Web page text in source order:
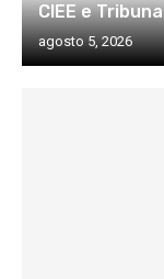
CIEE e
agosto 5, 2026